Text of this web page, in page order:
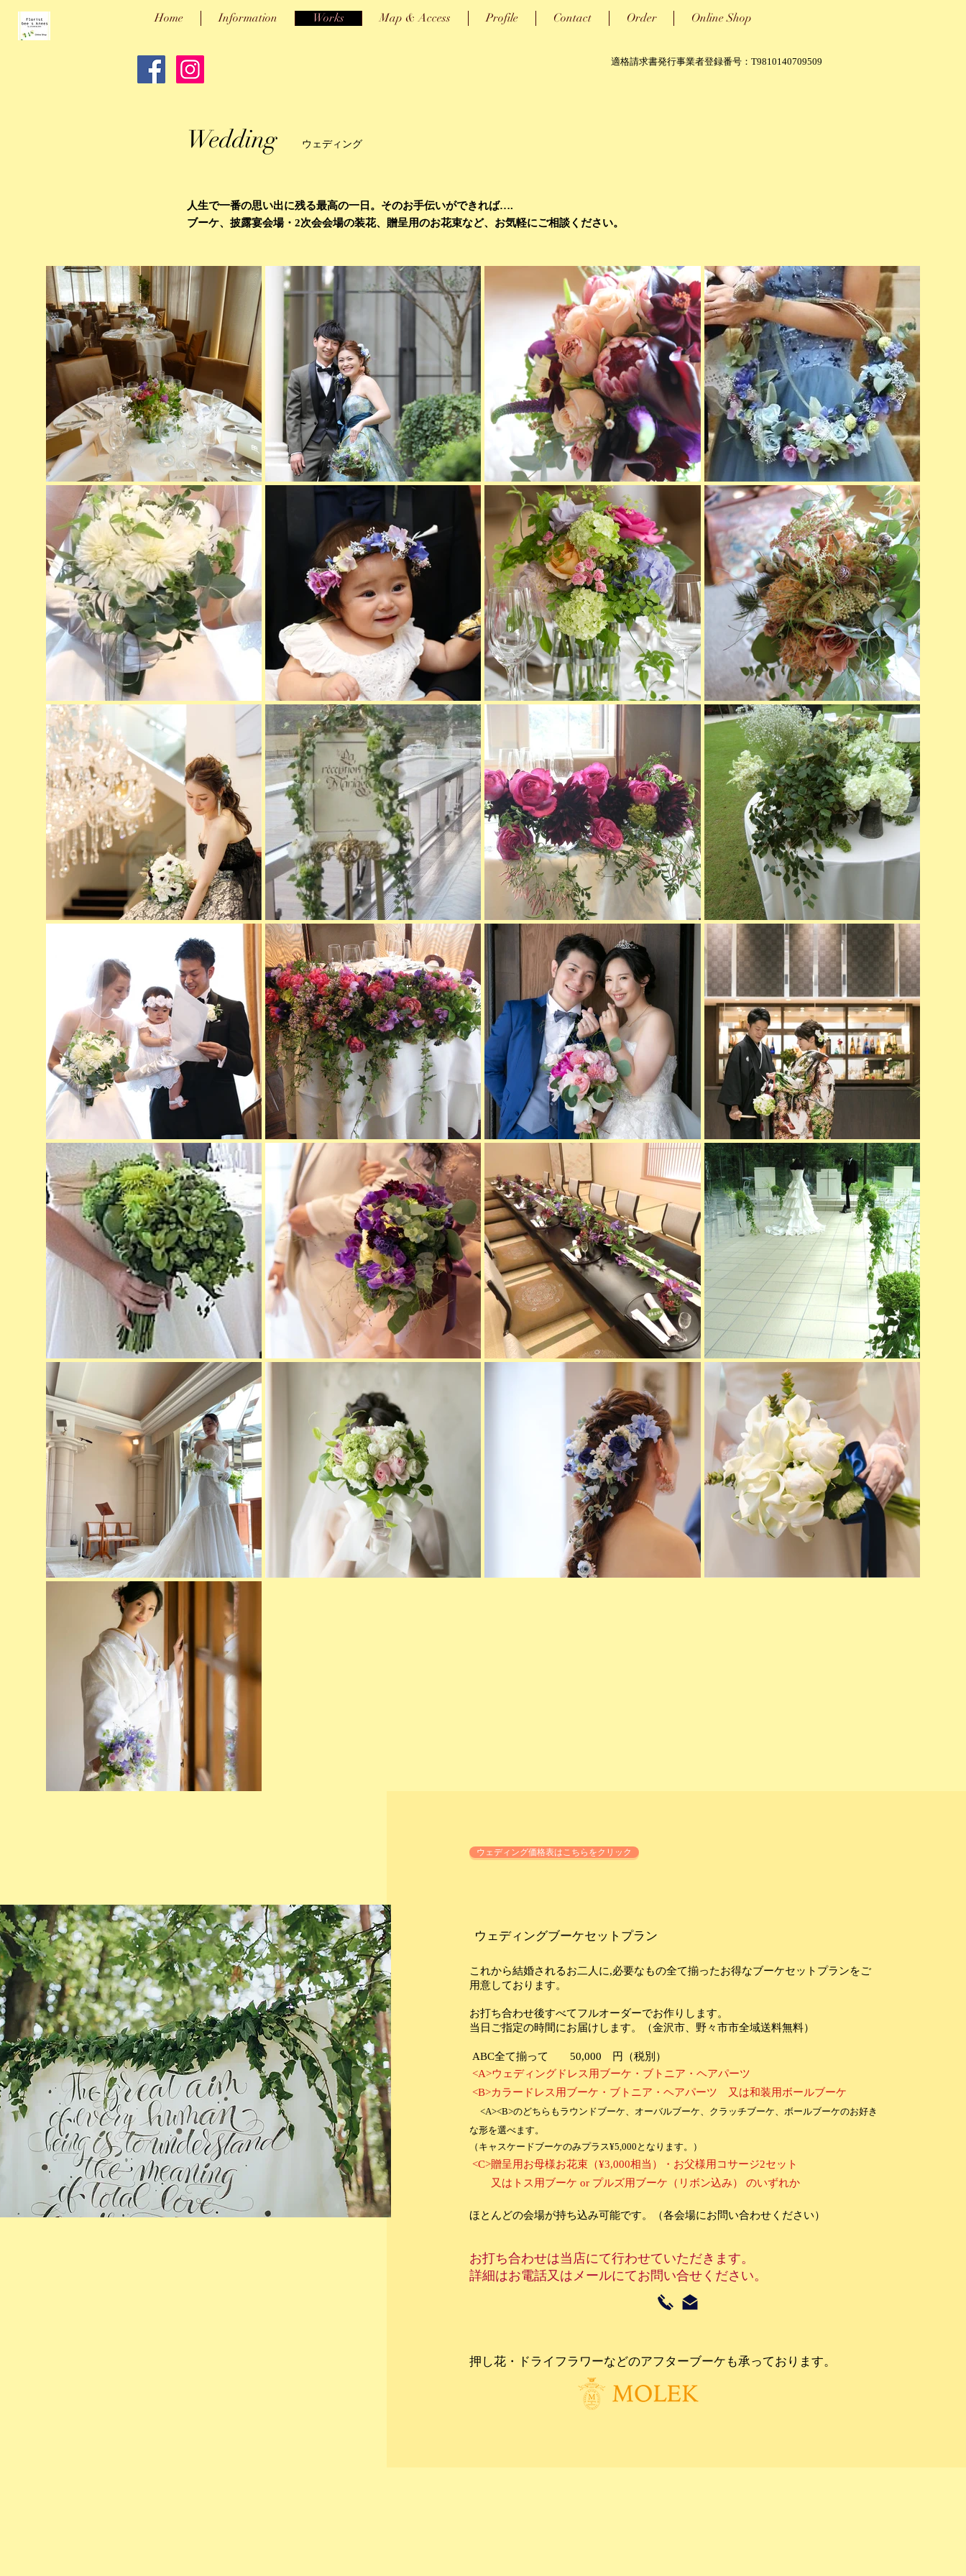
Home Information Works Map & Access Profile Contact Order Online Shop
適格請求書発行事業者登録番号：T9810140709509
Wedding ウェディング
人生で一番の思い出に残る最高の一日。そのお手伝いができれば….
ブーケ、披露宴会場・2次会会場の装花、贈呈用のお花束など、お気軽にご相談ください。
ウェディング価格表はこちらをクリック
​ウェディングブーケセットプラン
これから結婚されるお二人に,必要なもの全て揃ったお得なブーケセットプランをご
用意しております。
お打ち合わせ後すべてフルオーダーでお作りします。
当日ご指定の時間にお届けします。（金沢市、野々市市全域送料無料）
ABC全て揃って 50,000 円（税別）
<A>ウェディングドレス用ブーケ・ブトニア・ヘアパーツ
<B>カラードレス用ブーケ・ブトニア・ヘアパーツ 又は和装用ボールブーケ
<A><B>のどちらもラウンドブーケ、オーバルブーケ、クラッチブーケ、ボールブーケのお好き
な形を選べます。
（キャスケードブーケのみプラス¥5,000となります。）
<C>贈呈用お母様お花束（¥3,000相当）・お父様用コサージ2セット
又はトス用ブーケ or プルズ用ブーケ（リボン込み） のいずれか
ほとんどの会場が持ち込み可能です。（各会場にお問い合わせください）
お打ち合わせは当店にて行わせていただきます。
詳細はお電話又はメールにてお問い合せください。
押し花・ドライフラワーなどのアフターブーケも承っております。